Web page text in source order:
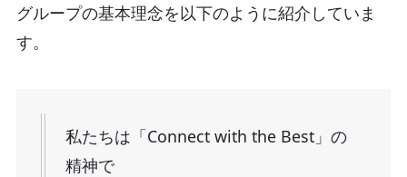
グループの基本理念を以下のように紹介していま
す。
私たちは「Connect with the Best」の
精神で